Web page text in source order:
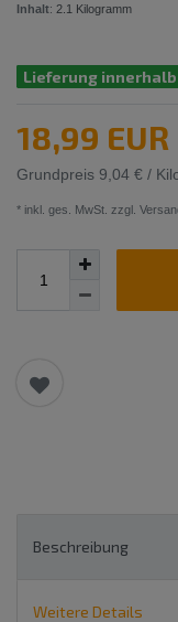
Inhalt: 2.1 Kilogramm
Lieferung
18,99 EUR
Grundpreis 9,04 € /
* inkl. ges. MwSt. zzgl.
Beschreibung
Weitere Details